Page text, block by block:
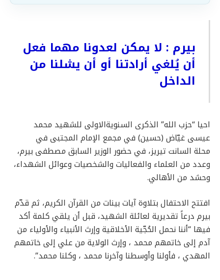
بيرم : لا يمكن لعدونا مهما فعل
أن يُلغي أرادتنا أو أن يشلنا من
الداخل
احيا “حزب الله” الذكرى السنويةالاولى للشهيد محمد
عيسى غيّاض (حسين) في مجمع الإمام المجتبى في
محلة السانت تيريز، في حضور الوزير السابق مصطفى بيرم،
وعدد من العلماء والفعاليات والشخصيات وعوائل الشهداء،
وحشد من الأهالي.
افتتح الاحتفال بتلاوة آيات بينات من القرآن الكريم، ثم قدّم
بيرم درعاً تقديرية لعائلة الشهيد، قبل أن يلقي كلمة أكد
فيها “أننا نحمل الحُجّية الأخلاقية وإرث الأنبياء والأولياء من
آدم إلى خاتمهم محمد ، وإرث الولاية من علي إلى خاتمهم
المهدي ، فأولنا وأوسطنا وآخرنا محمد ، وكلنا محمد”.